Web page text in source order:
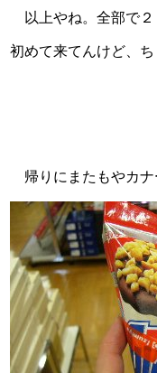
以上やね。全部で２
初めて来てんけど、
帰りにまたもやカナ